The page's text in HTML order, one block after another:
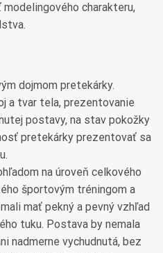
charakteru,
dojmom pretekárky.
a tvar tela, prezentovanie
postavy, na stav pokožky
pretekárky prezentovať sa
na úroveň celkového
športovým tréningom a
mať pekný a pevný vzhľad
tuku. Postava by nemala
nadmerne vychudnutá, bez